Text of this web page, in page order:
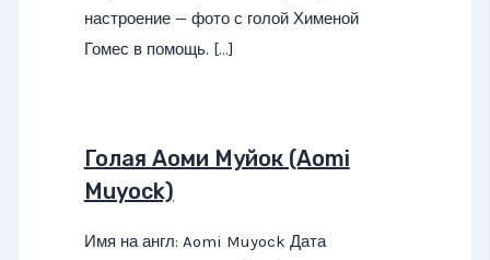
настроение — фото с голой Хименой
Гомес в помощь. […]
Голая Аоми Муйок (Aomi
Muyock)
Имя на англ: Aomi Muyock Дата